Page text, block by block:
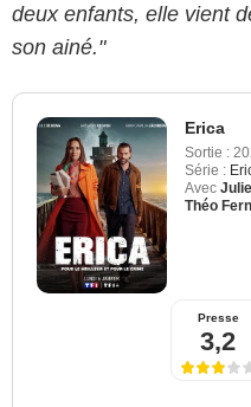
deux enfants, elle vient
son ainé."
Erica
Sortie :
Série :
Avec
Théo
Presse
3,2